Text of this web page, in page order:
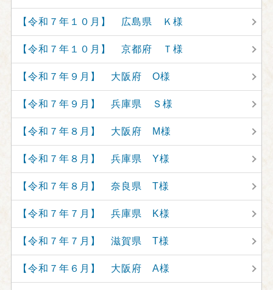
【令和７年１０月】 広島県 Ｋ様
【令和７年１０月】 京都府 Ｔ様
【令和７年９月】 大阪府 O様
【令和７年９月】 兵庫県 Ｓ様
【令和７年８月】 大阪府 M様
【令和７年８月】 兵庫県 Y様
【令和７年８月】 奈良県 T様
【令和７年７月】 兵庫県 K様
【令和７年７月】 滋賀県 T様
【令和７年６月】 大阪府 A様